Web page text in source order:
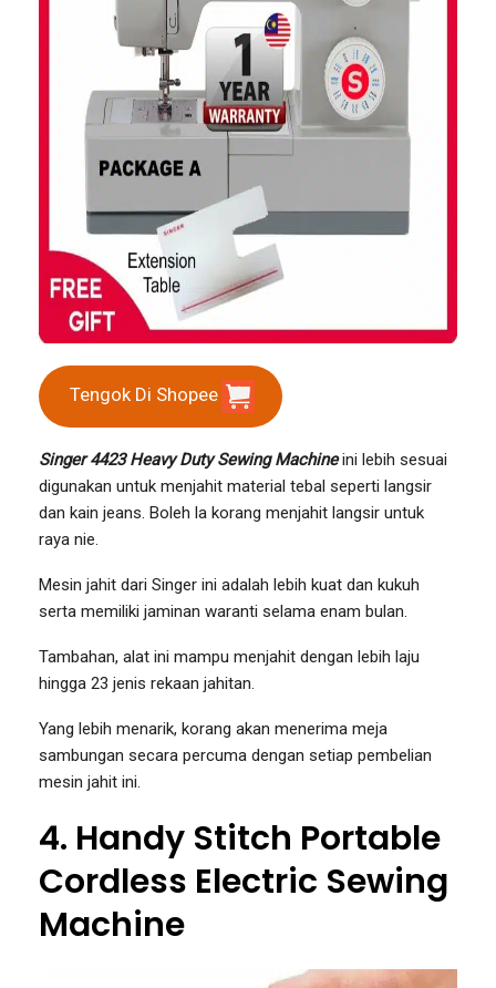
Tengok Di Shopee
Singer 4423 Heavy Duty Sewing Machineini lebih sesuai
digunakan untuk menjahit material tebal seperti langsir
dan kain jeans. Boleh la korang menjahit langsir untuk
raya nie.
Mesin jahit dari Singer ini adalah lebih kuat dan kukuh
serta memiliki jaminan waranti selama enam bulan.
Tambahan, alat ini mampu menjahit dengan lebih laju
hingga 23 jenis rekaan jahitan.
Yang lebih menarik, korang akan menerima meja
sambungan secara percuma dengan setiap pembelian
mesin jahit ini.
4. Handy Stitch Portable
Cordless Electric Sewing
Machine